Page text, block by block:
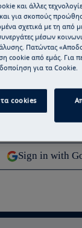
σχετικά με τον
τα προσωπικά
δεδομένων.
και άλλες
για σκοπούς
σχετικά με τη από
μέσων
Πατώντας
cookie από εμάς. Για
για τα Cookie.
τα cookies